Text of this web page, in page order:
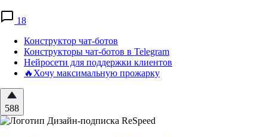
18
Конструктор чат-ботов
Конструкторы чат-ботов в Telegram
Нейросети для поддержки клиентов
🔥Хочу максимальную прожарку
588